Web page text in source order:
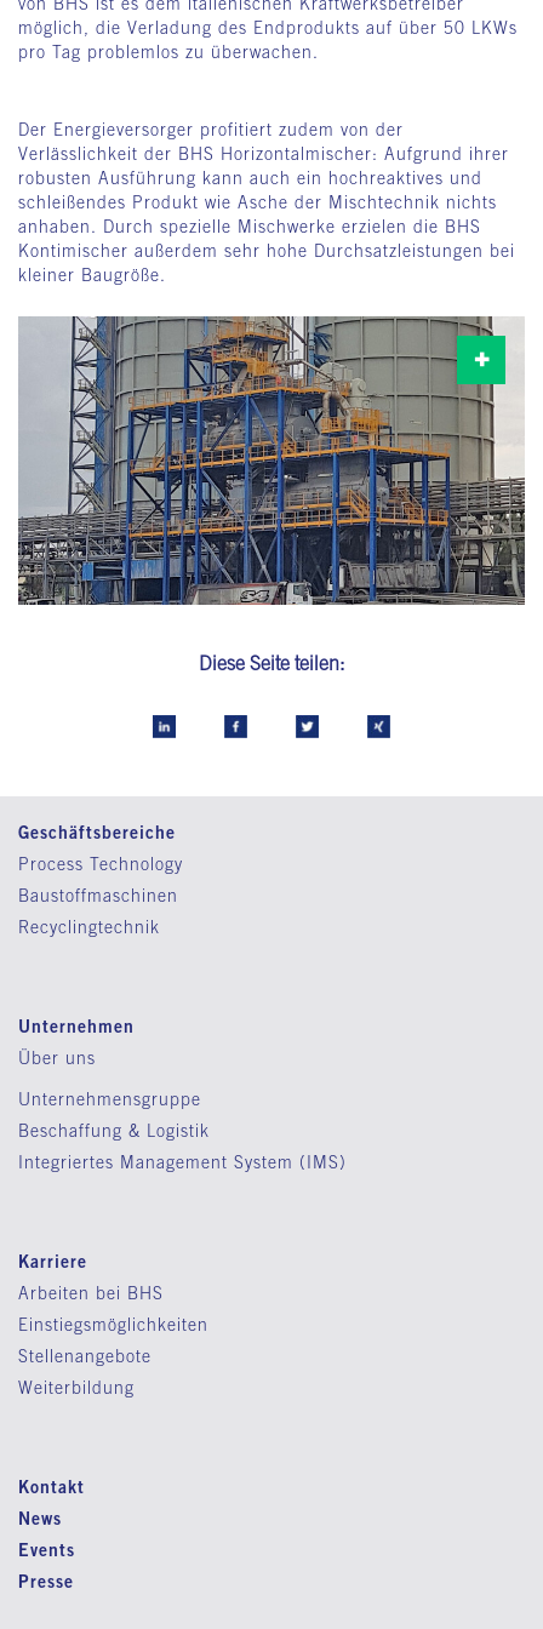
möglich, die Verladung des Endprodukts auf über 50 LKWs
pro Tag problemlos zu überwachen.
Der Energieversorger profitiert zudem von der
Verlässlichkeit der BHS Horizontalmischer: Aufgrund ihrer
robusten Ausführung kann auch ein hochreaktives und
schleißendes Produkt wie Asche der Mischtechnik nichts
anhaben. Durch spezielle Mischwerke erzielen die BHS
Kontimischer außerdem sehr hohe Durchsatzleistungen bei
kleiner Baugröße.
Diese Seite teilen:
Geschäftsbereiche
Process Technology
Baustoffmaschinen
Recyclingtechnik
Unternehmen
Über uns
Unternehmensgruppe
Beschaffung & Logistik
Integriertes Management System (IMS)
Karriere
Arbeiten bei BHS
Einstiegsmöglichkeiten
Stellenangebote
Weiterbildung
Kontakt
News
Events
Presse